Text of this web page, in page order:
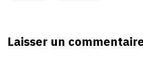
Laisser un